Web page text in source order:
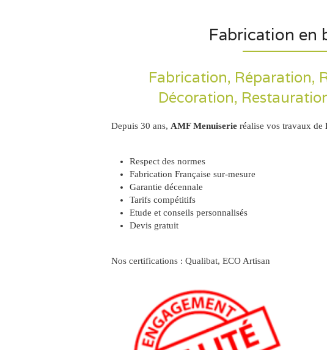
Fabrication en
Fabrication, Réparation,
Décoration,
Depuis 30 ans, AMF Menuiserie réalise vos travaux de
Respect des normes
Fabrication Française sur-mesure
Garantie décennale
Tarifs compétitifs
Etude et conseils personnalisés
Devis gratuit
Nos certifications : Qualibat, ECO Artisan